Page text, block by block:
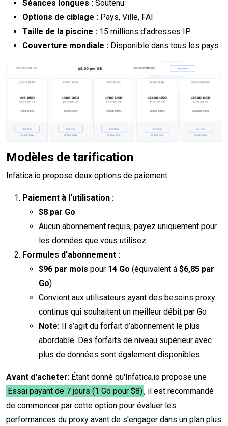
Séances longues : Soutenu
Options de ciblage : Pays, Ville, FAI
Taille de la piscine : 15 millions d'adresses IP
Couverture mondiale : Disponible dans tous les pays
Modèles de tarification
Infatica.io propose deux options de paiement :
Paiement à l'utilisation :
$8 par Go
Aucun abonnement requis, payez uniquement pour
les données que vous utilisez
Formules d'abonnement :
$96 par mois pour 14 Go (équivalent à $6,85 par
Go)
Convient aux utilisateurs ayant des besoins proxy
continus qui souhaitent un meilleur débit par Go
Note: Il s’agit du forfait d’abonnement le plus
abordable. Des forfaits de niveau supérieur avec
plus de données sont également disponibles.
Avant d'acheter: Étant donné qu'Infatica.io propose une
Essai payant de 7 jours (1 Go pour $8), il est recommandé
de commencer par cette option pour évaluer les
performances du proxy avant de s'engager dans un plan plus